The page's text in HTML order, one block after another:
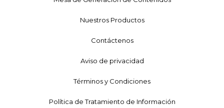
Nuestros Productos
Contáctenos
Aviso de privacidad
Términos y Condiciones
Política de Tratamiento de Información